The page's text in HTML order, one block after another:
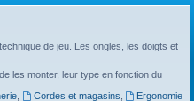
de jeu. Les ongles, les doigts et
les monter, leur type en fonction du
, Cordes et magasins
Ergonomie